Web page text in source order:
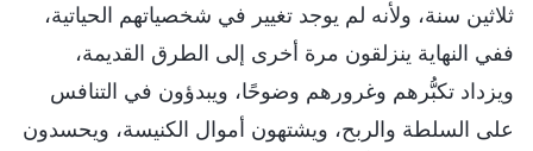
ثلاثين سنة، ولأنه لم يوجد تغيير في شخصياتهم الحياتية،
ففي النهاية ينزلقون مرة أخرى إلى الطرق القديمة،
ويزداد تكبُّرهم وغرورهم وضوحًا، ويبدؤون في التنافس
على السلطة والربح، ويشتهون أموال الكنيسة، ويحسدون